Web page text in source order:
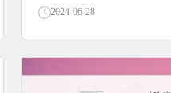
2024-06-28